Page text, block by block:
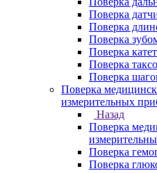
Поверка
Поверка
Поверка
Поверка
Поверка
Поверка
Поверка
измерительных
Назад
Поверка
Поверка
Поверка